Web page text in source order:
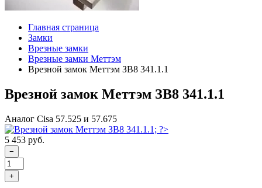
Главная страница
Замки
Врезные замки
Врезные замки Меттэм
Врезной замок Меттэм ЗВ8 341.1.1
Врезной замок Меттэм ЗВ8 341.1.1
Аналог Cisa 57.525 и 57.675
5 453 руб.
−
+